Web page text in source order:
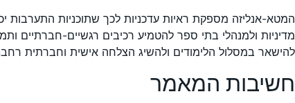
המטא-אנליזה מספקת ראיות עדכניות לכך שתוכניות התערבות
מדיניות ולמנהלי בתי ספר להטמיע רכיבים רגשיים-חברתיים
להישאר במסלול הלימודים ולהשיג הצלחה אישית וחברתית
חשיבות המאמר